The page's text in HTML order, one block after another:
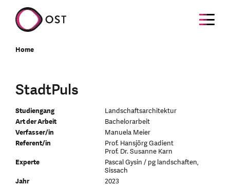
Home
StadtPuls
Studiengang
Landschaftsarchitektur
Art der Arbeit
Bachelorarbeit
Verfasser/in
Manuela Meier
Referent/in
Prof. Hansjörg Gadient
Prof. Dr. Susanne Karn
Experte
Pascal Gysin / pg landschaften,
Sissach
Jahr
2023